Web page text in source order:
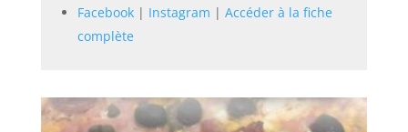
Facebook| Instagram | Accéder à la fiche
complète